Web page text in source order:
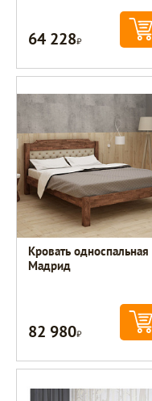
64 228Р
Кровать односпальная
Мадрид
82 980Р